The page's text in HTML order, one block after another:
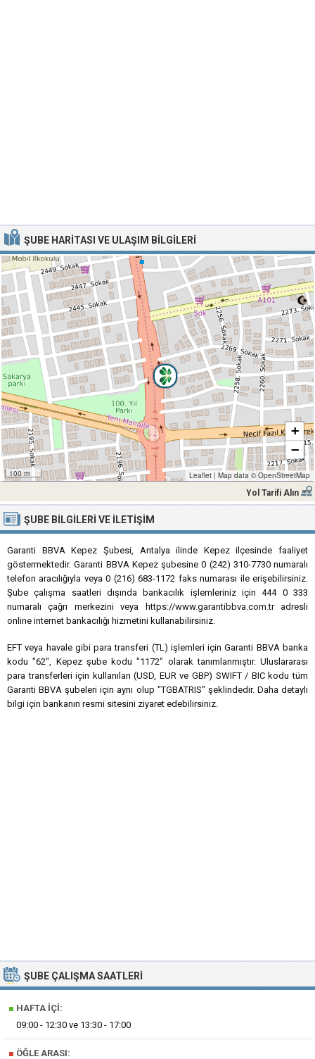
ŞUBE HARITASI VE ULAŞIM BILGILERI
100 m
+
−
Leaflet | Map data ©OpenStreetMap
Yol Tarifi Alın
ŞUBE BILGILERI VE İLETIŞIM
Garanti BBVA Kepez Şubesi, Antalya ilinde Kepez ilçesinde faaliyet
göstermektedir. Garanti BBVA Kepez şubesine 0 (242) 310-7730 numaralı
telefon aracılığıyla veya 0 (216) 683-1172 faks numarası ile erişebilirsiniz.
Şube çalışma saatleri dışında bankacılık işlemleriniz için 444 0 333
numaralı çağrı merkezini veya https://www.garantibbva.com.tr adresli
online internet bankacılığı hizmetini kullanabilirsiniz.
EFT veya havale gibi para transferi (TL) işlemleri için Garanti BBVA banka
kodu "62", Kepez şube kodu "1172" olarak tanımlanmıştır. Uluslararası
para transferleri için kullanılan (USD, EUR ve GBP) SWIFT / BIC kodu tüm
Garanti BBVA şubeleri için aynı olup "TGBATRIS" şeklindedir. Daha detaylı
bilgi için bankanın resmi sitesini ziyaret edebilirsiniz.
ŞUBE ÇALIŞMA SAATLERI
■ HAFTA İÇI:
09:00 - 12:30 ve 13:30 - 17:00
■ ÖĞLE ARASI: